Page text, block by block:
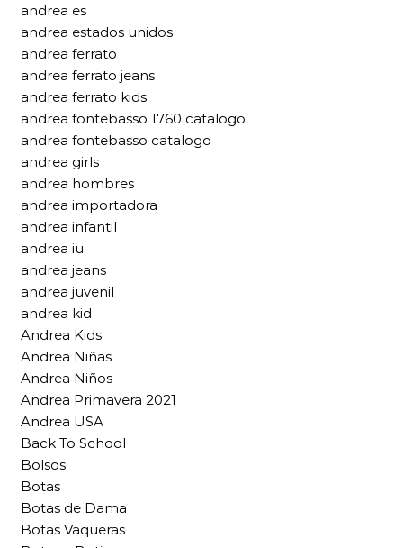
andrea es
andrea estados unidos
andrea ferrato
andrea ferrato jeans
andrea ferrato kids
andrea fontebasso 1760 catalogo
andrea fontebasso catalogo
andrea girls
andrea hombres
andrea importadora
andrea infantil
andrea iu
andrea jeans
andrea juvenil
andrea kid
Andrea Kids
Andrea Niñas
Andrea Niños
Andrea Primavera 2021
Andrea USA
Back To School
Bolsos
Botas
Botas de Dama
Botas Vaqueras